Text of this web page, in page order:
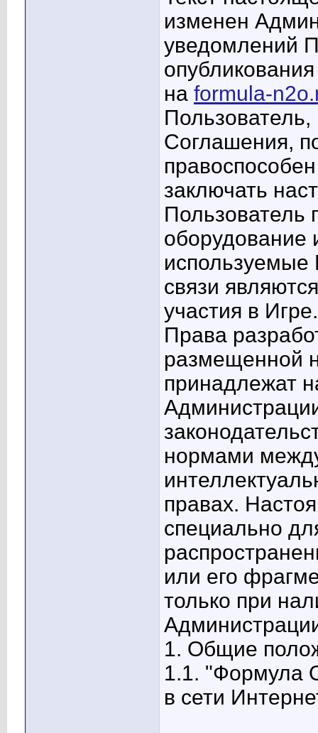
изменен
уведомлений
на formula-
Соглашения,
заключать
Пользователь
оборудование
используемые
связи
участия в Игре.
Права
размещенной
принадлежат
нормами
правах.
специально
или его
только при
1. Общие
1.1. "Формула
в сети